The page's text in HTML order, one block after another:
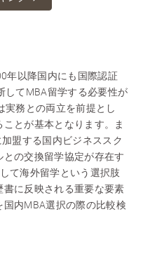
年以降国内にも国際認証
してMBA留学する必要性が
実務との両立を前提とし
とが基本となります。ま
盟する国内ビジネススク
の交換留学協定が存在す
て海外留学という選択肢
に反映される重要な要素
国内MBA選択の際の比較検